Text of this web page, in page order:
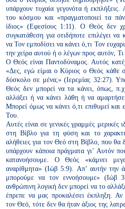
υπάρχουν τυχαία γεγονότα ή εκπλήξεις.
του κόσμου και «πραγματοποιεί τα
ίδιος» (Εφεσίους 1:11). Ο Θεός δεν
συγκατάθεση για οτιδήποτε επιλέγει να
να Τον εμποδίσει να κάνει ό,τι Τον
την χείρα αυτού ή ο λέγων προς αυτόν,
Ο Θεός είναι Παντοδύναμος. Αυτός
«Δες, εγώ είμαι ο Κύριος ο Θεός κάθε
δύσκολο σε μένα;» (Ιερεμίας 32:27).
Θεός δεν μπορεί να τα κάνει, όπως,
αλλάξει ή να κάνει λάθη ή να
Μπορεί όμως να κάνει ό,τι επιθυμεί και
Του.
Αυτές είναι σε γενικές γραμμές
στη Βίβλο για τη φύση και το
αλήθειες για τον Θεό στη Βίβλο, που θα
υπάρχουν κάποια πράγματα γι’ Αυτόν
κατανοήσουμε. Ο Θεός «κάμνει
αναρίθμητα» (Ιώβ 5:9). Απ’ αυτήν την
μπορούμε να τον εννοήσουμε» (Ιώβ
ανθρώπινη λογική δεν μπορεί να το
έπρεπε να μας προκαλέσει έκπληξη. Αν
τον Θεό, τότε δεν θα ήταν άξιος της